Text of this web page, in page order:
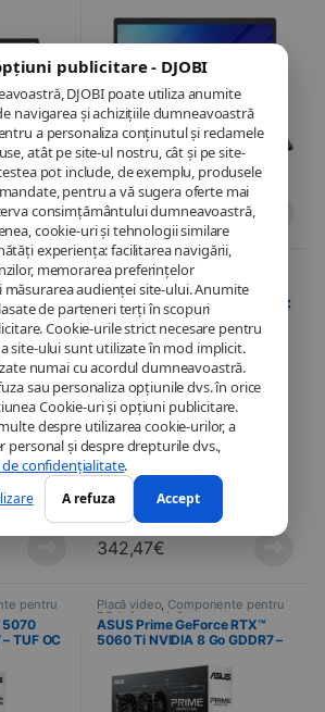
publicitare - DJOBI
DJOBI poate utiliza anumite
navigarea și achizițiile dumneavoastră
a personaliza conținutul și reclamele
atât pe site-ul nostru, cât și pe site-
pot include, de exemplu, produsele
pentru a vă sugera oferte mai
consimțământului dumneavoastră,
cookie-uri și tehnologii similare
experiența: facilitarea navigării,
memorarea preferințelor
audienței site-ului. Anumite
de parteneri terți în scopuri
Cookie-urile strict necesare pentru
site-ului sunt utilizate în mod implicit.
numai cu acordul dumneavoastră.
sau personaliza opțiunile dvs. în orice
Cookie-uri și opțiuni publicitare.
despre utilizarea cookie-urilor, a
personal și despre drepturile dvs.,
de confidențialitate.
A refuza Accept
Windows 11
330,65€
,
34″
incurvé
60 Hz,
sRGB
Placă video,Componente pentru
PC , Informatică
ASUS Prime GeForce RTX™
5050 NVIDIA 8 Go GDDR6 – OC
Axial-tech Triple Fan
342,47€
pentru
5070
TUF OC
Placă video, Componente pentru
PC,Informatică
ASUS Prime GeForce RTX™
5060 Ti NVIDIA 8 Go GDDR7 –